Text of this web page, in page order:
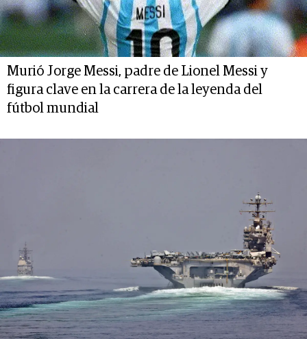
Murió Jorge Messi, padre de Lionel Messi y
figura clave en la carrera de la leyenda del
fútbol mundial